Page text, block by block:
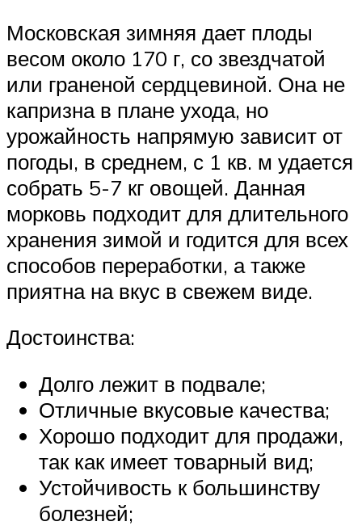
Московская зимняя дает плоды
весом около 170 г, со звездчатой
или граненой сердцевиной. Она не
капризна в плане ухода, но
урожайность напрямую зависит от
погоды, в среднем, с 1 кв. м удается
собрать 5-7 кг овощей. Данная
морковь подходит для длительного
хранения зимой и годится для всех
способов переработки, а также
приятна на вкус в свежем виде.
Достоинства:
Долго лежит в подвале;
Отличные вкусовые качества;
Хорошо подходит для продажи,
так как имеет товарный вид;
Устойчивость к большинству
болезней;